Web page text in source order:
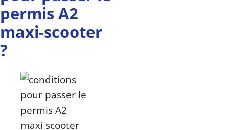
permis A2
maxi-scooter
?